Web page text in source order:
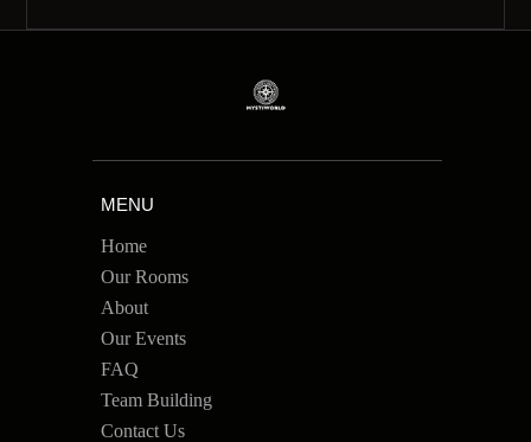
MENU
Home
Our Rooms
About
Our Events
FAQ
Team Building
Contact Us